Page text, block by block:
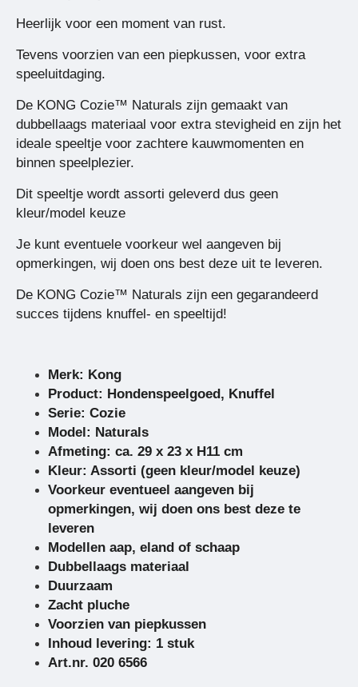
Heerlijk voor een moment van rust.
Tevens voorzien van een piepkussen, voor extra
speeluitdaging.
De KONG Cozie™ Naturals zijn gemaakt van
dubbellaags materiaal voor extra stevigheid en zijn het
ideale speeltje voor zachtere kauwmomenten en
binnen speelplezier.
Dit speeltje wordt assorti geleverd dus geen
kleur/model keuze
Je kunt eventuele voorkeur wel aangeven bij
opmerkingen, wij doen ons best deze uit te leveren.
De KONG Cozie™ Naturals zijn een gegarandeerd
succes tijdens knuffel- en speeltijd!
Merk: Kong
Product: Hondenspeelgoed, Knuffel
Serie: Cozie
Model: Naturals
Afmeting: ca. 29 x 23 x H11 cm
Kleur: Assorti (geen kleur/model keuze)
Voorkeur eventueel aangeven bij
opmerkingen, wij doen ons best deze te
leveren
Modellen aap, eland of schaap
Dubbellaags materiaal
Duurzaam
Zacht pluche
Voorzien van piepkussen
Inhoud levering: 1 stuk
Art.nr. 020 6566